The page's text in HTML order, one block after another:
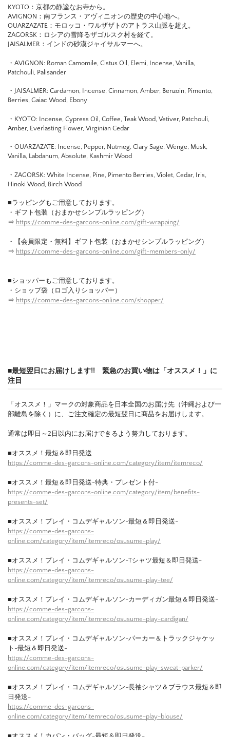
KYOTO：京都の静謐なお寺から。
AVIGNON：南フランス・アヴィニオンの歴史の中心地へ。
OUARZAZATE：モロッコ・ワルザザトのアトラス山脈を超え。
ZAGORSK：ロシアの雪降るザゴルスク村を経て。
JAISALMER：インドの砂漠ジャイサルマーへ。
・AVIGNON: Roman Camomile, Cistus Oil, Elemi, Incense, Vanilla,
Patchouli, Palisander
・JAISALMER: Cardamon, Incense, Cinnamon, Amber, Benzoin, Pimento,
Berries, Gaiac Wood, Ebony
・KYOTO: Incense, Cypress Oil, Coffee, Teak Wood, Vetiver, Patchouli,
Amber, Everlasting Flower, Virginian Cedar
・OUARZAZATE: Incense, Pepper, Nutmeg, Clary Sage, Wenge, Musk,
Vanilla, Labdanum, Absolute, Kashmir Wood
・ZAGORSK: White Incense, Pine, Pimento Berries, Violet, Cedar, Iris,
Hinoki Wood, Birch Wood
■ラッピングもご用意しております。
・ギフト包装（おまかせシンプルラッピング）
⇒ https://comme-des-garcons-online.com/gift-wrapping/
・【会員限定・無料】ギフト包装（おまかせシンプルラッピング）
⇒ https://comme-des-garcons-online.com/gift-members-only/
■ショッパーもご用意しております。
・ショップ袋（ロゴ入りショッパー）
⇒ https://comme-des-garcons-online.com/shopper/
■最短翌日にお届けします!! 緊急のお買い物は「オススメ！」に
注目
「オススメ！」マークの対象商品を日本全国のお届け先（沖縄および一
部離島を除く）に、ご注文確定の最短翌日に商品をお届けします。
通常は即日～2日以内にお届けできるよう努力しております。
■オススメ！最短＆即日発送
https://comme-des-garcons-online.com/category/item/itemreco/
■オススメ！最短＆即日発送-特典・プレゼント付-
https://comme-des-garcons-online.com/category/item/benefits-
presents-set/
■オススメ！プレイ・コムデギャルソン-最短＆即日発送-
https://comme-des-garcons-
online.com/category/item/itemreco/osusume-play/
■オススメ！プレイ・コムデギャルソン-Tシャツ最短＆即日発送-
https://comme-des-garcons-
online.com/category/item/itemreco/osusume-play-tee/
■オススメ！プレイ・コムデギャルソン-カーディガン最短＆即日発送-
https://comme-des-garcons-
online.com/category/item/itemreco/osusume-play-cardigan/
■オススメ！プレイ・コムデギャルソン-パーカー＆トラックジャケッ
ト-最短＆即日発送-
https://comme-des-garcons-
online.com/category/item/itemreco/osusume-play-sweat-parker/
■オススメ！プレイ・コムデギャルソン-長袖シャツ＆ブラウス最短＆即
日発送-
https://comme-des-garcons-
online.com/category/item/itemreco/osusume-play-blouse/